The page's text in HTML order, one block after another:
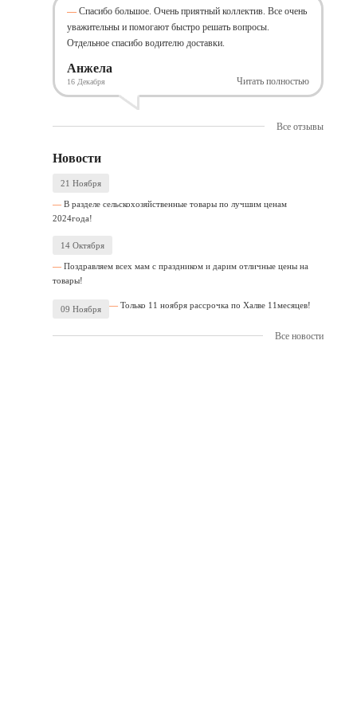
Спасибо большое. Очень приятный коллектив. Все очень
уважительны и помогают быстро решать вопросы.
Отдельное спасибо водителю доставки.
Анжела
16 Декабря Читать полностью
Все отзывы
Новости
21 Ноября
В разделе сельскохозяйственные товары по лучшим ценам
2024года!
14 Октября
Поздравляем всех мам с праздником и дарим отличные цены на
товары!
09 Ноября Только 11 ноября рассрочка по Халве 11месяцев!
Все новости